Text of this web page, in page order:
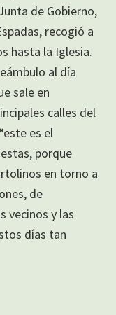
de Gobierno,
recogió a
hasta la Iglesia.
al día
sale en
calles del
es el
porque
en torno a
de
vecinos y las
días tan